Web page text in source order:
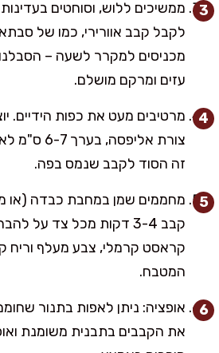
ממשיכים ללוש, וסוחטים
לקבל קבב אוורירי, כמו של
מכניסים למקרר לשעה –
עזים ומרקם מושלם.
מרטיבים מעט את כפות הידיים.
צורת
זה הסוד לקבב שנמס בפה.
מחממים שמן במחבת כבדה (או
קבב 3-4 דקות מכל צד
קראסט קרמלי, צבע מעלף וריח
המטבח.